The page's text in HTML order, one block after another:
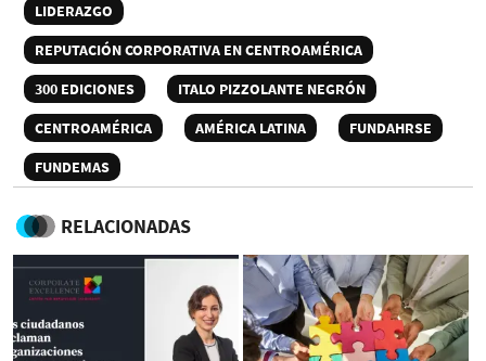
LIDERAZGO
REPUTACIÓN CORPORATIVA EN CENTROAMÉRICA
300 EDICIONES
ITALO PIZZOLANTE NEGRÓN
CENTROAMÉRICA
AMÉRICA LATINA
FUNDAHRSE
FUNDEMAS
RELACIONADAS